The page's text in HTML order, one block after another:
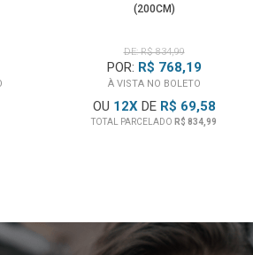
(200CM)
DE: R$ 834,99
POR: R$ 768,19
À VISTA NO BOLETO
OU 12XDE R$ 69,58
TOTAL PARCELADO R$ 834,99